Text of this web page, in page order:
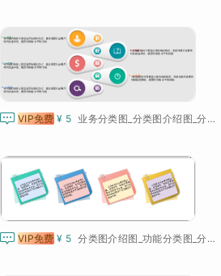
 VIP免费 ¥ 5 业务分类图_分类图介绍图_分类图模板_分类图图解
 VIP免费 ¥ 5 分类图介绍图_功能分类图_分类图模板_分类图图解